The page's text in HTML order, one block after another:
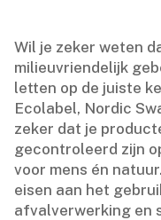
Wil je zeker weten
milieuvriendelijk
letten op de juiste
Ecolabel, Nordic
zeker dat je
gecontroleerd zijn
voor mens én
eisen aan het
afvalverwerking en